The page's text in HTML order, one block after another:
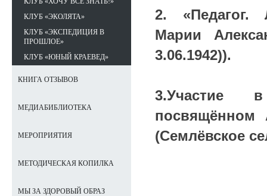
2. «Педагог.
Марии
3.06.1942)).
3.Участие в
посвящённом
(Семлёвское
КЛУБ «ЭКОЛЯТА»
КЛУБ «ЭКСПЕДИЦИЯ В
ПРОШЛОЕ»
КЛУБ «ЮНЫЙ КРАЕВЕД»
КНИГА ОТЗЫВОВ
МЕДИАБИБЛИОТЕКА
МЕРОПРИЯТИЯ
МЕТОДИЧЕСКАЯ КОПИЛКА
МЫ ЗА ЗДОРОВЫЙ ОБРАЗ